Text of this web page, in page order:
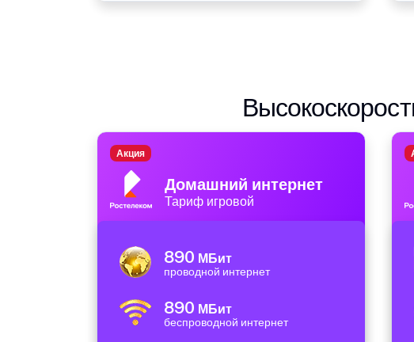
Домашний интернет
Тариф игровой
Акция
890 МБит
проводной интернет
890 МБит
беспроводной интернет